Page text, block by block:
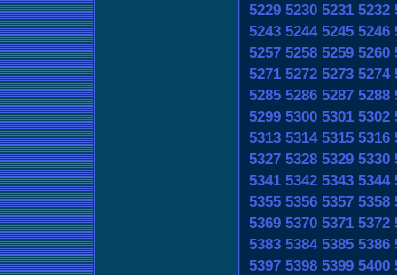
5229 5230 5231 5232
5243 5244 5245 5246
5257 5258 5259 5260
5271 5272 5273 5274
5285 5286 5287 5288
5299 5300 5301 5302
5313 5314 5315 5316
5327 5328 5329 5330
5341 5342 5343 5344
5355 5356 5357 5358
5369 5370 5371 5372
5383 5384 5385 5386
5397 5398 5399 5400